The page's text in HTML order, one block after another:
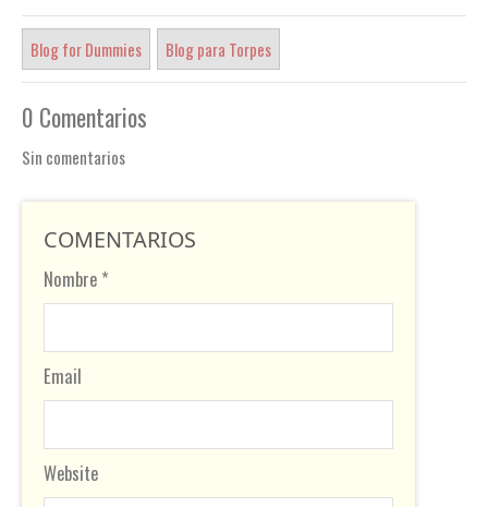
Blog for Dummies Blog para Torpes
0 Comentarios
Sin comentarios
COMENTARIOS
Nombre *
Email
Website